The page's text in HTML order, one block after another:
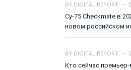
BY DIGITAL REPORT
Су-75 Checkmate в
новом российском
BY DIGITAL REPORT
Кто сейчас